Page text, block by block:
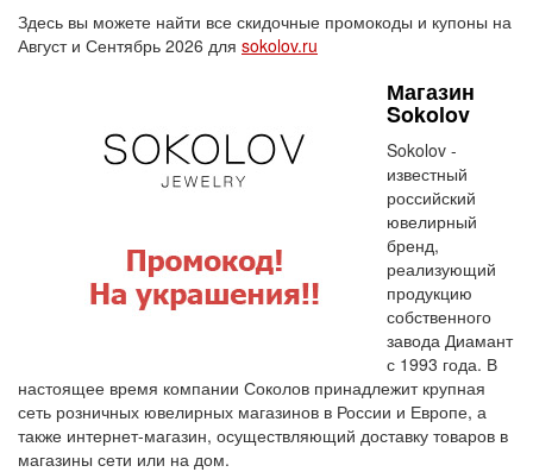
Здесь вы можете найти все скидочные промокоды и купоны на
Август и Сентябрь 2026 для sokolov.ru
Магазин
Sokolov
Sokolov -
известный
российский
ювелирный
бренд,
реализующий
продукцию
собственного
завода Диамант
с 1993 года. В
настоящее время компании Соколов принадлежит крупная
сеть розничных ювелирных магазинов в России и Европе, а
также интернет-магазин, осуществляющий доставку товаров в
магазины сети или на дом.